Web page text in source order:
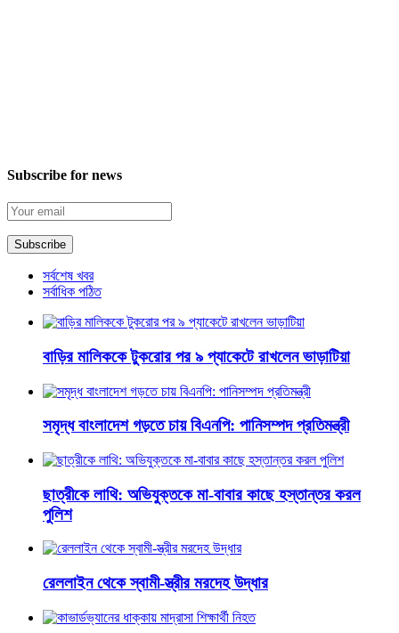
Subscribe for news
সর্বশেষ খবর
সর্বাধিক পঠিত
বাড়ির মালিককে টুকরোর পর ৯ প্যাকেটে রাখলেন ভাড়াটিয়া
সমৃদ্ধ বাংলাদেশ গড়তে চায় বিএনপি: পানিসম্পদ প্রতিমন্ত্রী
ছাত্রীকে লাথি: অভিযুক্তকে মা-বাবার কাছে হস্তান্তর করল
পুলিশ
রেললাইন থেকে স্বামী-স্ত্রীর মরদেহ উদ্ধার